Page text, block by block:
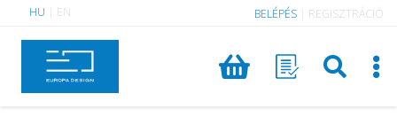
HU EN BELÉPÉS REGISZTRÁCIÓ